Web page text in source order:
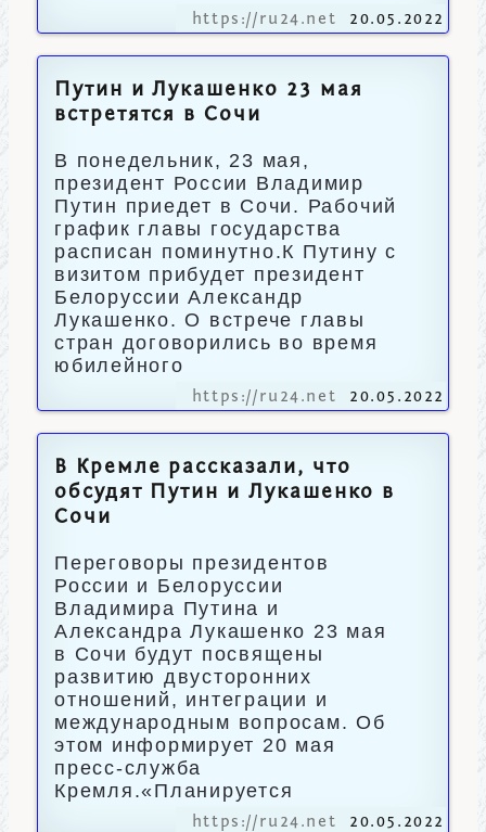
https://ru24.net 20.05.2022
Путин и Лукашенко 23 мая
встретятся в Сочи
В понедельник, 23 мая,
президент России Владимир
Путин приедет в Сочи. Рабочий
график главы государства
расписан поминутно.К Путину с
визитом прибудет президент
Белоруссии Александр
Лукашенко. О встрече главы
стран договорились во время
юбилейного
https://ru24.net 20.05.2022
В Кремле рассказали, что
обсудят Путин и Лукашенко в
Сочи
Переговоры президентов
России и Белоруссии
Владимира Путина и
Александра Лукашенко 23 мая
в Сочи будут посвящены
развитию двусторонних
отношений, интеграции и
международным вопросам. Об
этом информирует 20 мая
пресс-служба
Кремля.«Планируется
https://ru24.net 20.05.2022